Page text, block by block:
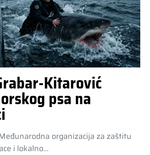
Kitarović
psa na
organizacija za zaštitu
i lokalno…